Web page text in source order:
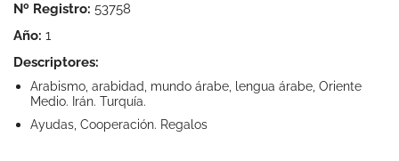
Nº Registro: 53758
Año: 1
Descriptores:
Arabismo, arabidad, mundo árabe, lengua árabe, Oriente
Medio. Irán. Turquía.
Ayudas, Cooperación. Regalos